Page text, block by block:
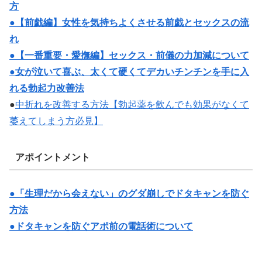
方
●【前戯編】女性を気持ちよくさせる前戯とセックスの流
れ
●【一番重要・愛撫編】セックス・前儀の力加減について
●女が泣いて喜ぶ、太くて硬くてデカいチンチンを手に入
れる勃起力改善法
●中折れを改善する方法【勃起薬を飲んでも効果がなくて
萎えてしまう方必見】
アポイントメント
●「生理だから会えない」のグダ崩しでドタキャンを防ぐ
方法
●ドタキャンを防ぐアポ前の電話術について